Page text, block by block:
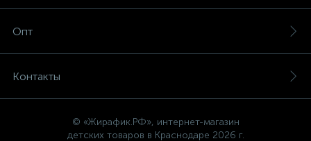
Опт
Контакты
© «Жирафик.РФ», интернет-магазин
детских товаров в Краснодаре 2026 г.